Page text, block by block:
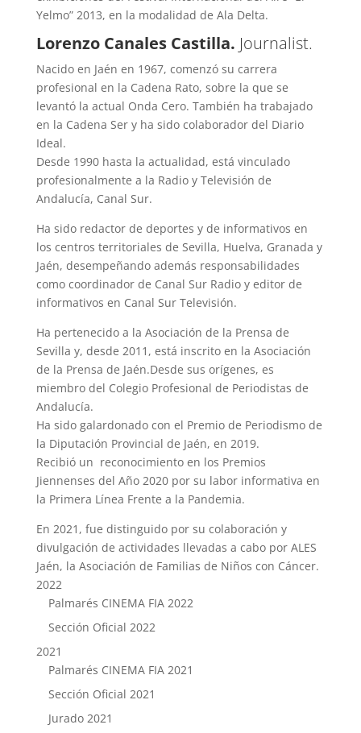
Yelmo” 2013, en la modalidad de Ala Delta.
Lorenzo Canales Castilla. Journalist.
Nacido en Jaén en 1967, comenzó su carrera
profesional en la Cadena Rato, sobre la que se
levantó la actual Onda Cero. También ha trabajado
en la Cadena Ser y ha sido colaborador del Diario
Ideal.
Desde 1990 hasta la actualidad, está vinculado
profesionalmente a la Radio y Televisión de
Andalucía, Canal Sur.
Ha sido redactor de deportes y de informativos en
los centros territoriales de Sevilla, Huelva, Granada y
Jaén, desempeñando además responsabilidades
como coordinador de Canal Sur Radio y editor de
informativos en Canal Sur Televisión.
Ha pertenecido a la Asociación de la Prensa de
Sevilla y, desde 2011, está inscrito en la Asociación
de la Prensa de Jaén.Desde sus orígenes, es
miembro del Colegio Profesional de Periodistas de
Andalucía.
Ha sido galardonado con el Premio de Periodismo de
la Diputación Provincial de Jaén, en 2019.
Recibió un reconocimiento en los Premios
Jiennenses del Año 2020 por su labor informativa en
la Primera Línea Frente a la Pandemia.
En 2021, fue distinguido por su colaboración y
divulgación de actividades llevadas a cabo por ALES
Jaén, la Asociación de Familias de Niños con Cáncer.
2022
Palmarés CINEMA FIA 2022
Sección Oficial 2022
2021
Palmarés CINEMA FIA 2021
Sección Oficial 2021
Jurado 2021